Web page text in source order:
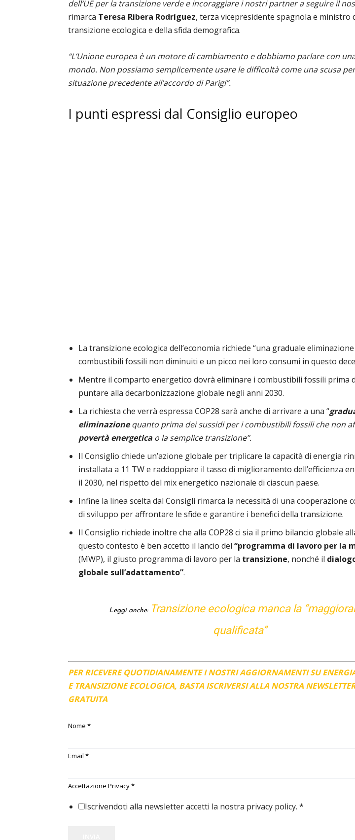
dell’UE per la transizione verde e incoraggiare i nostri partner a seguire il
rimarca Teresa Ribera Rodríguez, terza vicepresidente spagnola e ministro
transizione ecologica e della sfida demografica.
“L’Unione europea è un motore di cambiamento e dobbiamo parlare con
mondo. Non possiamo semplicemente usare le difficoltà come una scusa
situazione precedente all’accordo di Parigi”.
I punti espressi dal Consiglio europeo
La transizione ecologica dell’economia richiede “una graduale
combustibili fossili non diminuiti e un picco nei loro consumi in questo
Mentre il comparto energetico dovrà eliminare i combustibili fossili prima
puntare alla decarbonizzazione globale negli anni 2030.
La richiesta che verrà espressa COP28 sarà anche di arrivare a una “
eliminazionequanto prima dei sussidi per i combustibili fossili che non
povertà energetica o la semplice transizione”.
Il Consiglio chiede un’azione globale per triplicare la capacità di energia
installata a 11 TW e raddoppiare il tasso di miglioramento dell’efficienza
il 2030, nel rispetto del mix energetico nazionale di ciascun paese.
Infine la linea scelta dal Consigli rimarca la necessità di una cooperazione
di sviluppo per affrontare le sfide e garantire i benefici della transizione.
Il Consiglio richiede inoltre che alla COP28 ci sia il primo bilancio globale
questo contesto è ben accetto il lancio del “programma di lavoro per la
(MWP), il giusto programma di lavoro per la transizione, nonché il
globale sull’adattamento”.
Leggi anche: Transizione ecologica manca la
qualificata”
PER RICEVERE QUOTIDIANAMENTE I NOSTRI AGGIORNAMENTI SU
E TRANSIZIONE ECOLOGICA, BASTA ISCRIVERSI ALLA NOSTRA
GRATUITA
Nome *
Email *
Accettazione Privacy*
Iscrivendoti alla newsletter accetti la nostra privacy policy. *